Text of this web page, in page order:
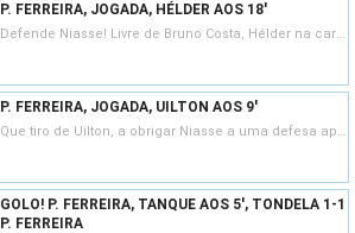
P. FERREIRA, JOGADA, HÉLDER AOS 18'
Defende Niasse! Livre de Bruno Costa, Hélder na cara do guarda-redes a cabecear, Niasse afasta e é Enzo Martínez quem tira para canto.
P. FERREIRA, JOGADA, UILTON AOS 9'
Que tiro de Uilton, a obrigar Niasse a uma defesa apertada! O guarda-redes sacudiu para canto.
GOLO! P. FERREIRA, TANQUE AOS 5', TONDELA 1-1
P. FERREIRA